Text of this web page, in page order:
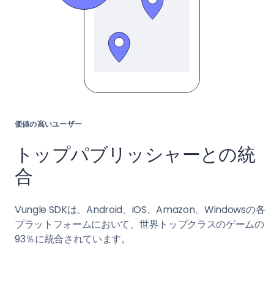
価値の高いユーザー
トップパブリッシャーとの統
合
Vungle SDKは、Android、iOS、Amazon、Windowsの各
プラットフォームにおいて、世界トップクラスのゲームの
93％に統合されています。